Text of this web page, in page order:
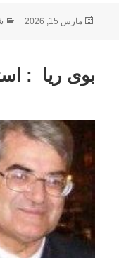
ارسال
مارس 15, 2026
بوی ریا :